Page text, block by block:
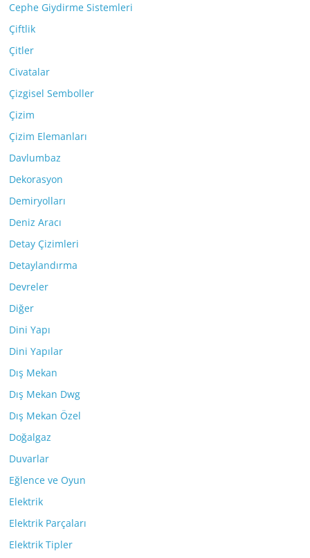
Cephe Giydirme Sistemleri
Çiftlik
Çitler
Civatalar
Çizgisel Semboller
Çizim
Çizim Elemanları
Davlumbaz
Dekorasyon
Demiryolları
Deniz Aracı
Detay Çizimleri
Detaylandırma
Devreler
Diğer
Dini Yapı
Dini Yapılar
Dış Mekan
Dış Mekan Dwg
Dış Mekan Özel
Doğalgaz
Duvarlar
Eğlence ve Oyun
Elektrik
Elektrik Parçaları
Elektrik Tipler